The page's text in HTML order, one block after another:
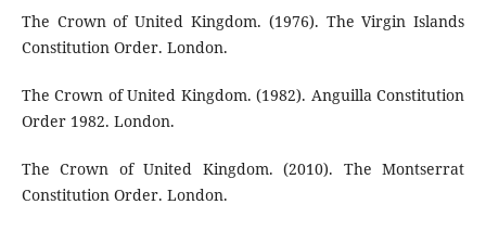
The Crown of United Kingdom. (1976). The Virgin Islands
Constitution Order. London.
The Crown of United Kingdom. (1982). Anguilla Constitution
Order 1982. London.
The Crown of United Kingdom. (2010). The Montserrat
Constitution Order. London.